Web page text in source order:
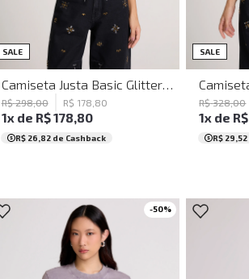
SALE G
Camiseta Justa Basic Glitter Bege John John Feminina
R$ 298,00 R$ 178 80
1x de R$178,80
R$ 26,82de Cashback
SALE
R$ 328,00
1x de R$
R$ 29,52
-50%